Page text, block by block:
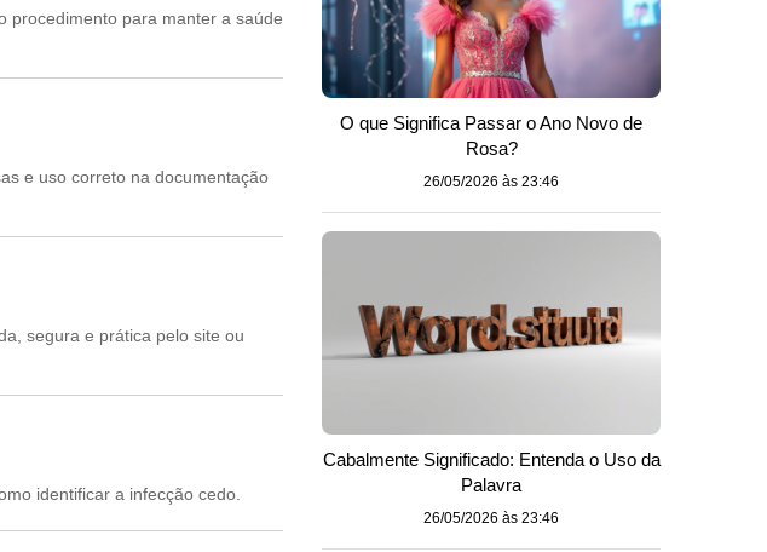
procedimento para manter a saúde
e uso correto na documentação
segura e prática pelo site ou
identificar a infecção cedo.
O que Significa Passar o Ano Novo de
Rosa?
26/05/2026 às 23:46
Cabalmente Significado: Entenda o Uso da
Palavra
26/05/2026 às 23:46